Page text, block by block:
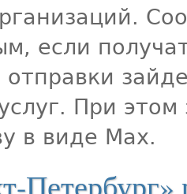
если
При
в виде Max.